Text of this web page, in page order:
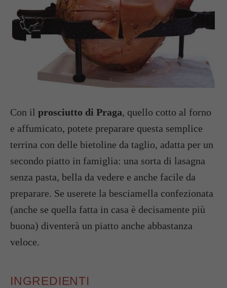
Con il prosciutto di Praga, quello cotto al forno
e affumicato, potete preparare questa semplice
terrina con delle bietoline da taglio, adatta per un
secondo piatto in famiglia: una sorta di lasagna
senza pasta, bella da vedere e anche facile da
preparare. Se userete la besciamella confezionata
(anche se quella fatta in casa è decisamente più
buona) diventerà un piatto anche abbastanza
veloce.
INGREDIENTI